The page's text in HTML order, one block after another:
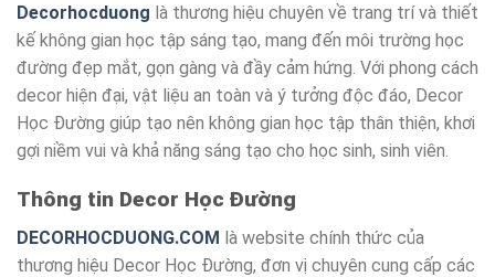
Decorhocduong là thương hiệu chuyên về trang trí và thiết
kế không gian học tập sáng tạo, mang đến môi trường học
đường đẹp mắt, gọn gàng và đầy cảm hứng. Với phong cách
decor hiện đại, vật liệu an toàn và ý tưởng độc đáo, Decor
Học Đường giúp tạo nên không gian học tập thân thiện, khơi
gợi niềm vui và khả năng sáng tạo cho học sinh, sinh viên.
Thông tin Decor Học Đường
DECORHOCDUONG.COM là website chính thức của
thương hiệu Decor Học Đường, đơn vị chuyên cung cấp các